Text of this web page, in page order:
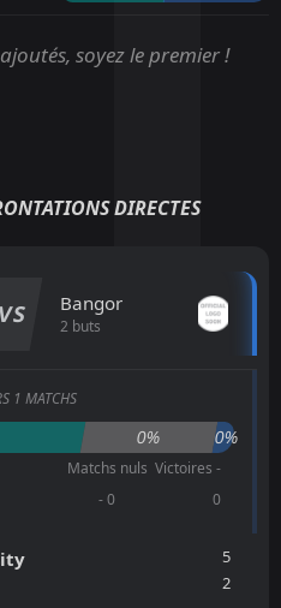
soyez le premier !
DIRECTES
VS Bangor
2 buts
1 MATCHS
0% 0%
Matchs nuls
- 0
Victoires -
0
5
2